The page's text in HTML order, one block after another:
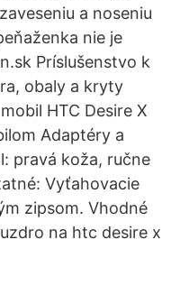
a noseniu
nie je
Príslušenstvo k
obaly a kryty
HTC Desire X
Adaptéry a
pravá koža, ručne
Vyťahovacie
zipsom. Vhodné
na htc desire x